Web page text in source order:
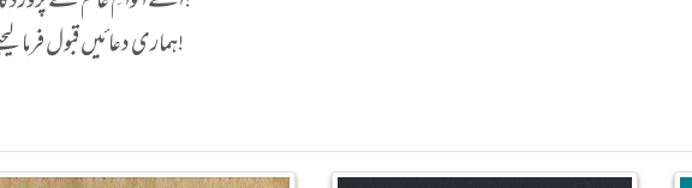
ہماری دعائیں قبول فرما لیجئے!